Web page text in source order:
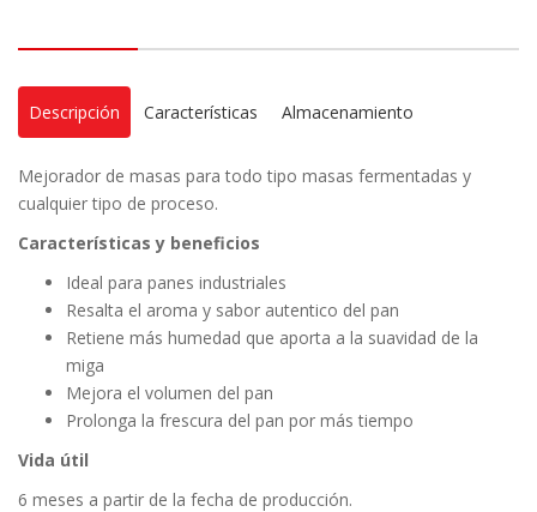
Descripción Características Almacenamiento
Mejorador de masas para todo tipo masas fermentadas y
cualquier tipo de proceso.
Características y beneficios
Ideal para panes industriales
Resalta el aroma y sabor autentico del pan
Retiene más humedad que aporta a la suavidad de la
miga
Mejora el volumen del pan
Prolonga la frescura del pan por más tiempo
Vida útil
6 meses a partir de la fecha de producción.